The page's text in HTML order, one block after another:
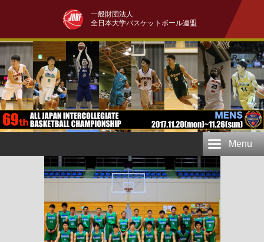
一般財団法人
全日本大学バスケットボール連盟
Menu